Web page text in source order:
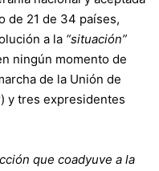
de 21 de 34 países,
a la “situación”
ningún momento de
de la Unión de
y tres expresidentes
que coadyuve a la